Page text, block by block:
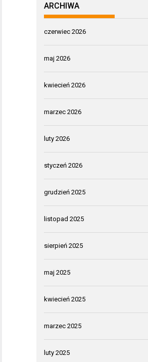
ARCHIWA
czerwiec 2026
maj 2026
kwiecień 2026
marzec 2026
luty 2026
styczeń 2026
grudzień 2025
listopad 2025
sierpień 2025
maj 2025
kwiecień 2025
marzec 2025
luty 2025